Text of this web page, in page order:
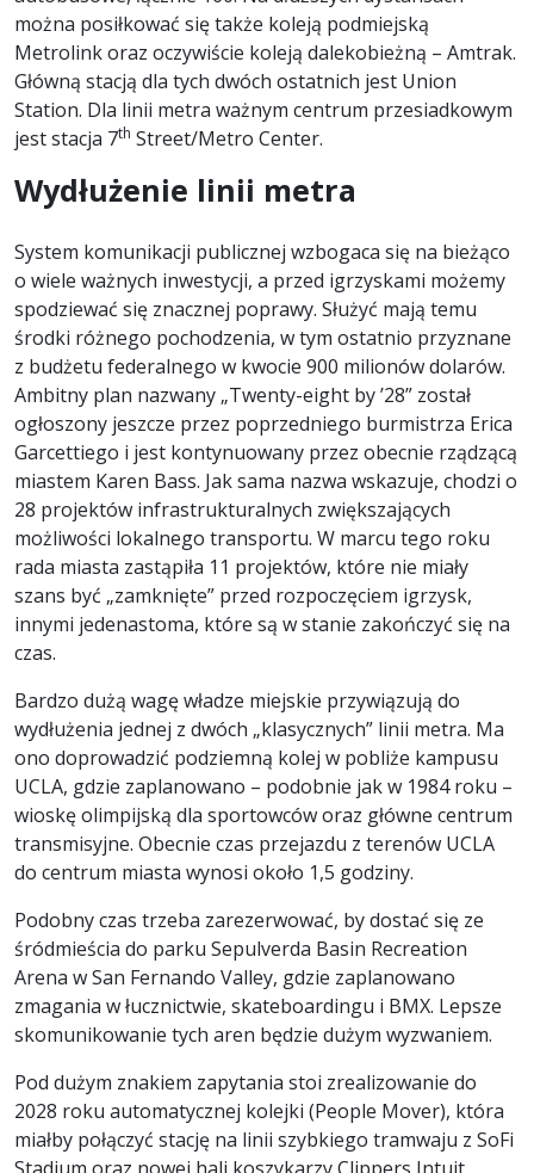
można posiłkować się także koleją podmiejską
Metrolink oraz oczywiście koleją dalekobieżną – Amtrak.
Główną stacją dla tych dwóch ostatnich jest Union
Station. Dla linii metra ważnym centrum przesiadkowym
jest stacja 7th Street/Metro Center.
Wydłużenie linii metra
System komunikacji publicznej wzbogaca się na bieżąco
o wiele ważnych inwestycji, a przed igrzyskami możemy
spodziewać się znacznej poprawy. Służyć mają temu
środki różnego pochodzenia, w tym ostatnio przyznane
z budżetu federalnego w kwocie 900 milionów dolarów.
Ambitny plan nazwany „Twenty-eight by ’28” został
ogłoszony jeszcze przez poprzedniego burmistrza Erica
Garcettiego i jest kontynuowany przez obecnie rządzącą
miastem Karen Bass. Jak sama nazwa wskazuje, chodzi o
28 projektów infrastrukturalnych zwiększających
możliwości lokalnego transportu. W marcu tego roku
rada miasta zastąpiła 11 projektów, które nie miały
szans być „zamknięte” przed rozpoczęciem igrzysk,
innymi jedenastoma, które są w stanie zakończyć się na
czas.
Bardzo dużą wagę władze miejskie przywiązują do
wydłużenia jednej z dwóch „klasycznych” linii metra. Ma
ono doprowadzić podziemną kolej w pobliże kampusu
UCLA, gdzie zaplanowano – podobnie jak w 1984 roku –
wioskę olimpijską dla sportowców oraz główne centrum
transmisyjne. Obecnie czas przejazdu z terenów UCLA
do centrum miasta wynosi około 1,5 godziny.
Podobny czas trzeba zarezerwować, by dostać się ze
śródmieścia do parku Sepulverda Basin Recreation
Arena w San Fernando Valley, gdzie zaplanowano
zmagania w łucznictwie, skateboardingu i BMX. Lepsze
skomunikowanie tych aren będzie dużym wyzwaniem.
Pod dużym znakiem zapytania stoi zrealizowanie do
2028 roku automatycznej kolejki (People Mover), która
miałby połączyć stację na linii szybkiego tramwaju z SoFi